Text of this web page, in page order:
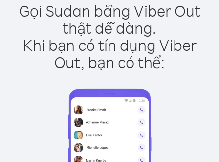
Gọi Sudan bằng Viber Out
thật dễ dàng.
Khi bạn có tín dụng Viber
Out, bạn có thể: